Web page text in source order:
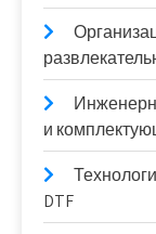
и
DTF